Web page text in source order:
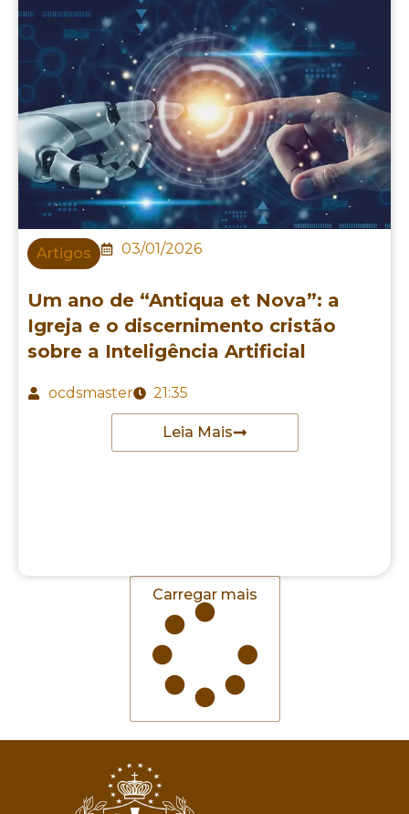
Artigos 03/01/2026
Um ano de “Antiqua et Nova”: a
Igreja e o discernimento cristão
sobre a Inteligência Artificial
ocdsmaster 21:35
Leia Mais
Carregar mais